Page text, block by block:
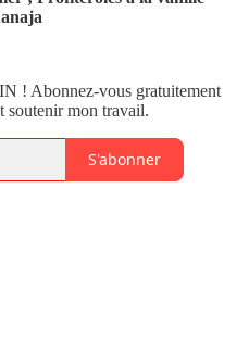
! Abonnez-vous gratuitement
soutenir mon travail.
S'abonner